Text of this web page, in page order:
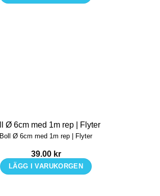
Boll Ø 6cm med 1m rep | Flyter
39.00 kr
LÄGG I VARUKORGEN